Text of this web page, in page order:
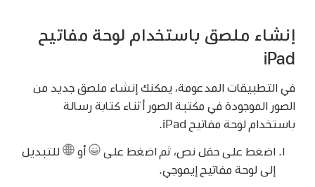
إنشاء ملصق باستخدام لوحة مفاتيح
iPad
في التطبيقات المدعومة، يمكنك إنشاء ملصق جديد من
الصور الموجودة في مكتبة الصور أثناء كتابة رسالة
باستخدام لوحة مفاتيح iPad.
اضغط على حقل نص، ثم اضغط على أو
للتبديل
إلى لوحة مفاتيح إيموجي.